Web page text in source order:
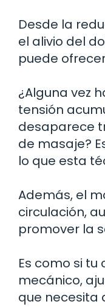
Desde la
el alivio del
puede
¿Alguna vez
tensión
desaparece
de masaje?
lo que esta
Además, el
circulación,
promover la
Es como si
mecánico,
que necesita